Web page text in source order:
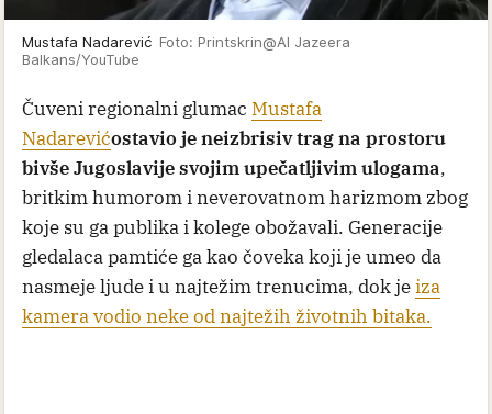
Mustafa Nadarević Foto: Printskrin@Al Jazeera
Balkans/YouTube
Čuveni regionalni glumac Mustafa
Nadarevićostavio je neizbrisiv trag na prostoru
bivše Jugoslavije svojim upečatljivim ulogama,
britkim humorom i neverovatnom harizmom zbog
koje su ga publika i kolege obožavali. Generacije
gledalaca pamtiće ga kao čoveka koji je umeo da
nasmeje ljude i u najtežim trenucima, dok jeiza
kamera vodio neke od najtežih životnih bitaka.